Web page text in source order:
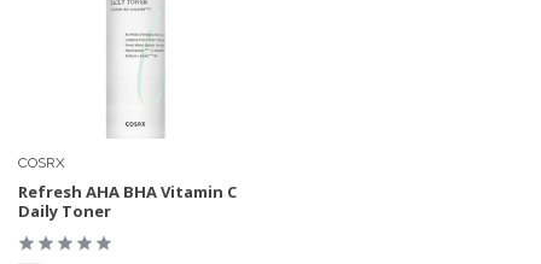
COSRX
Refresh AHA BHA Vitamin C
Daily Toner